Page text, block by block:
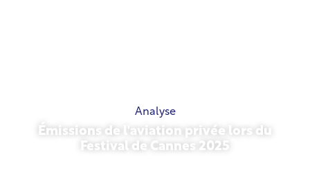
Analyse
Émissions de l'aviation privée lors du
Festival de Cannes 2025